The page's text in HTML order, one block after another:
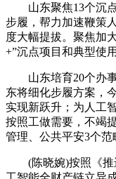
山东聚焦13个沉点
步履，帮力加速鞭策
度大幅提拔。聚焦加
+”沉点项目和典型使
山东培育20个办事
东将细化步履方案，
实现新跃升；为人工
按照工做需要，不竭
管理、公共平安3个范
(陈晓婉)按照《推